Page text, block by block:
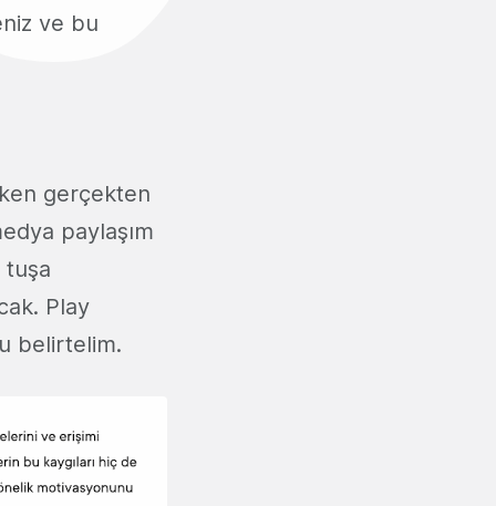
ve bu
gerçekten
paylaşım
tuşa
Play
belirtelim.